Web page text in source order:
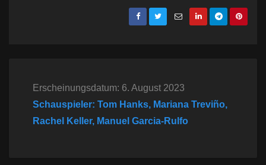
Erscheinungsdatum: 6. August 2023
Schauspieler: Tom Hanks, Mariana Treviño,
Rachel Keller, Manuel Garcia-Rulfo